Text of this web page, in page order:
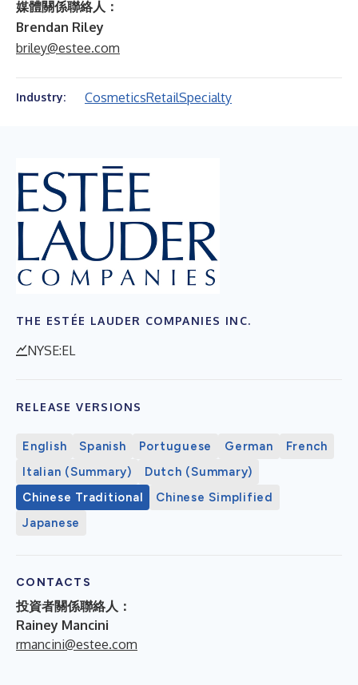
媒體關係聯絡人：
Brendan Riley
briley@estee.com
Industry: CosmeticsRetailSpecialty
THE ESTÉE LAUDER COMPANIES INC.
NYSE:EL
RELEASE VERSIONS
English Spanish Portuguese German
French
Italian (Summary)
Dutch (Summary)
Chinese Traditional
Chinese Simplified
Japanese
CONTACTS
投資者關係聯絡人：
Rainey Mancini
rmancini@estee.com